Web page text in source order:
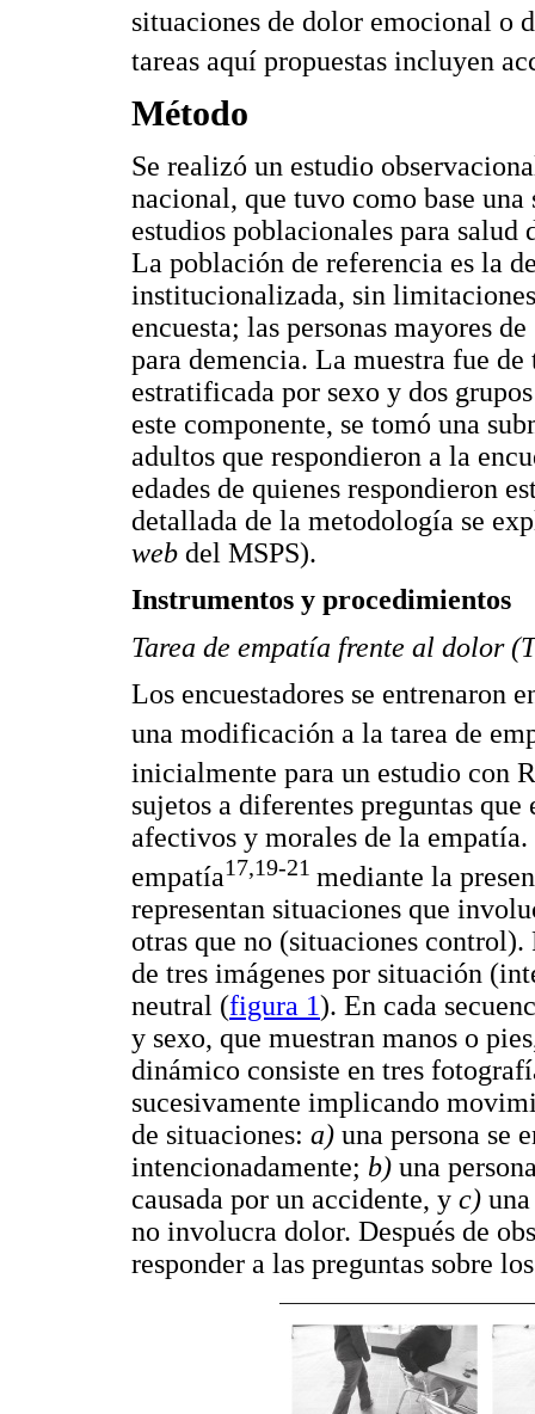
situaciones de dolor emocional o
tareas aquí propuestas incluyen
Método
Se realizó un estudio
nacional, que tuvo como base
estudios poblacionales para
La población de referencia es la
institucionalizada, sin
encuesta; las personas mayores
para demencia. La muestra fue
estratificada por sexo y dos
este componente, se tomó una
adultos que respondieron a la
edades de quienes respondieron
detallada de la metodología se
web del MSPS).
Instrumentos y procedimientos
Tarea de empatía frente al dolor
Los encuestadores se entrenaron
una modificación a la tarea de
inicialmente para un estudio con
sujetos a diferentes preguntas
afectivos y morales de la
empatía17,19-21 mediante la
representan situaciones que
otras que no (situaciones control).
de tres imágenes por situación
neutral (figura 1). En cada
y sexo, que muestran manos o
dinámico consiste en tres
sucesivamente implicando
de situaciones: a) una persona se
intencionadamente; b) una
causada por un accidente, y c)
no involucra dolor. Después de
responder a las preguntas sobre